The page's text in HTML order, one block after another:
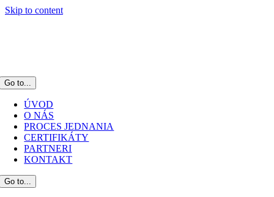
Skip to content
Go to...
ÚVOD
O NÁS
PROCES JEDNANIA
CERTIFIKÁTY
PARTNERI
KONTAKT
Go to...